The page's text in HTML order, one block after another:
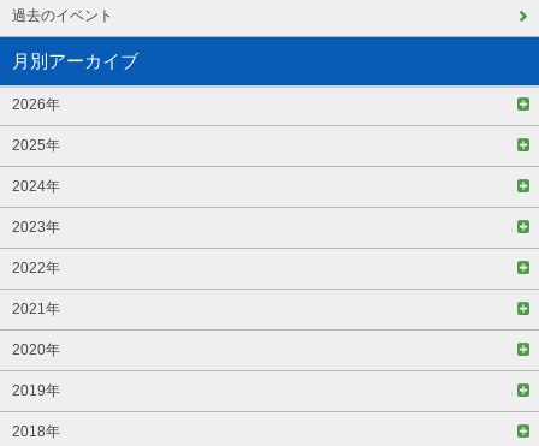
過去のイベント
月別アーカイブ
2026年
2025年
2024年
2023年
2022年
2021年
2020年
2019年
2018年